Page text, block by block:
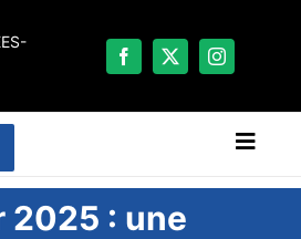
RECHERCHER:
2025 : une